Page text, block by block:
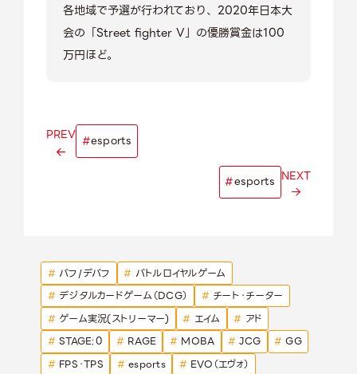
各地域で予選が行われており、2020年日本大
会の「Street fighter V」の優勝賞金は100
万円ほど。
PREV #esports
#esports NEXT
# バフ/デバフ # バトルロイヤルゲーム
# デジタルカードゲーム（DCG） # チート・チーター
# ゲーム実況(ストリーマー) # エイム # アド
# STAGE:0 # RAGE # MOBA # JCG # GG
# FPS・TPS # esports # EVO（エヴォ）